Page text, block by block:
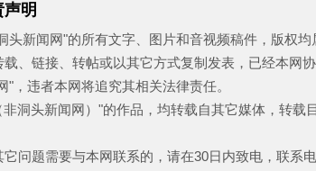
明
新闻网"的所有文字、图片和音视频稿件，版权
载、链接、转帖或以其它方式复制发表，已经本网
，违者本网将追究其相关法律责任。
洞头新闻网）"的作品，均转载自其它媒体，转载
问题需要与本网联系的，请在30日内致电，联系